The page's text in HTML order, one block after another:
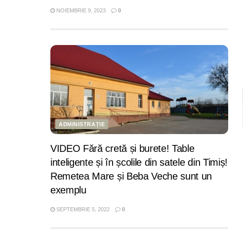
NOIEMBRIE 9, 2023 0
ADMINISTRAȚIE
VIDEO Fără cretă și burete! Table
inteligente și în școlile din satele din Timiș!
Remetea Mare și Beba Veche sunt un
exemplu
SEPTEMBRIE 5, 2022 0